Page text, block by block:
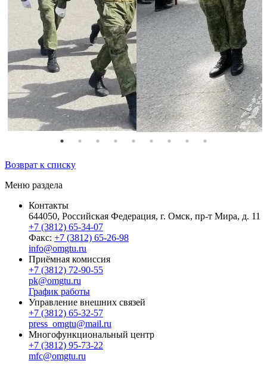
Возврат к списку
Меню раздела
Контакты
644050, Российская Федерация, г. Омск, пр-т Мира, д. 11
+7 (3812) 65-34-07
Факс: +7 (3812) 65-26-98
info@omgtu.ru
Приёмная комиссия
+7 (3812) 72-90-55
pk@omgtu.ru
График работы
Управление внешних связей
+7 (3812) 65-32-57
press_omgtu@mail.ru
Многофункциональный центр
+7 (3812) 95-73-22
mfc@omgtu.ru